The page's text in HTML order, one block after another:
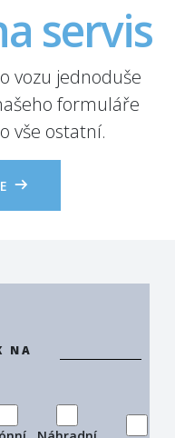
servis
vozu jednoduše
formuláře
vše ostatní.
NA